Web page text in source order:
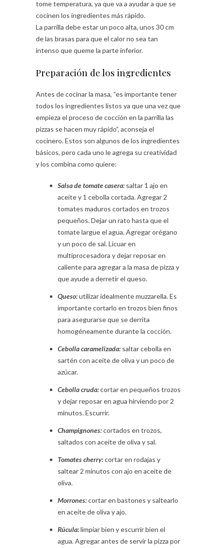
tome temperatura, ya que va a ayudar a que se
cocinen los ingredientes más rápido.
La parrilla debe estar un poco alta, unos 30 cm
de las brasas para que el calor no sea tan
intenso que queme la parte inferior.
Preparación de los ingredientes
Antes de cocinar la masa, “es importante tener
todos los ingredientes listos ya que una vez que
empieza el proceso de cocción en la parrilla las
pizzas se hacen muy rápido”, aconseja el
cocinero. Estos son algunos de los ingredientes
básicos, pero cada uno le agrega su creatividad
y los combina como quiere:
Salsa de tomate casera: saltar 1 ajo en
aceite y 1 cebolla cortada. Agregar 2
tomates maduros cortados en trozos
pequeños. Dejar un rato hasta que el
tomate largue el agua. Agregar orégano
y un poco de sal. Licuar en
multiprocesadora y dejar reposar en
caliente para agregar a la masa de pizza y
que ayude a derretir el queso.
Queso:utilizar idealmente muzzarella. Es
importante cortarlo en trozos bien finos
para asegurarse que se derrita
homogéneamente durante la cocción.
Cebolla caramelizada: saltar cebolla en
sartén con aceite de oliva y un poco de
azúcar.
Cebolla cruda:cortar en pequeños trozos
y dejar reposar en agua hirviendo por 2
minutos. Escurrir.
Champignones:cortados en trozos,
saltados con aceite de oliva y sal.
Tomates cherry:cortar en rodajas y
saltear 2 minutos con ajo en aceite de
oliva.
Morrones:cortar en bastones y saltearlo
en aceite de oliva y ajo.
Rúcula:limpiar bien y escurrir bien el
agua. Agregar antes de servir la pizza por